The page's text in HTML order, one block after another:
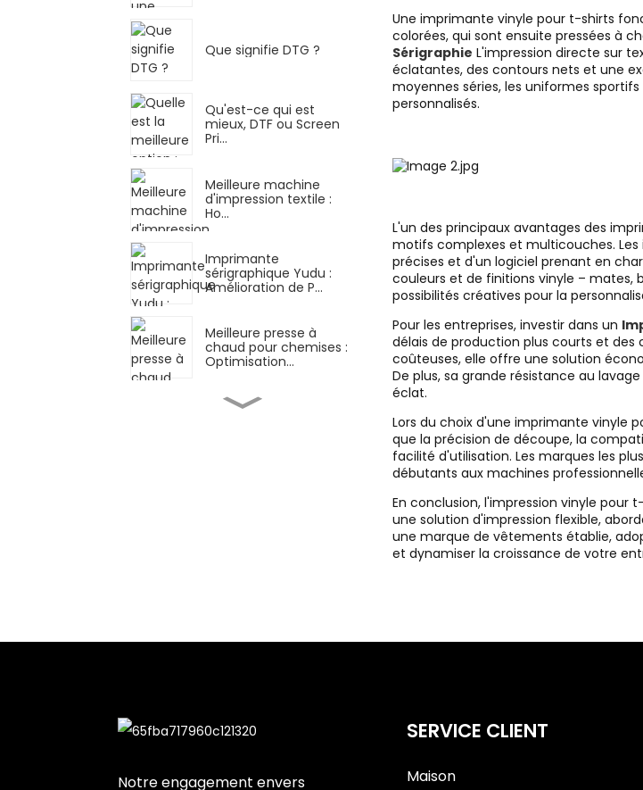
Que signifie DTG ?
Qu'est-ce qui est
mieux, DTF ou Screen
Pri...
Meilleure machine
d'impression textile :
Ho...
Imprimante
sérigraphique Yudu :
Amélioration de P...
Meilleure presse à
chaud pour chemises :
Optimisation…
L'achat d'une presse à
Machine de sérigraphie
Une imprimante vinyle pour t-shirts
colorées, qui sont ensuite pressées à
Sérigraphie L'impression directe sur
éclatantes, des contours nets et une
moyennes séries, les uniformes
personnalisés.
L'un des principaux avantages des
motifs complexes et multicouches.
précises et d'un logiciel prenant en
couleurs et de finitions vinyle – mates,
possibilités créatives pour la
Pour les entreprises, investir dans un
délais de production plus courts et des
coûteuses, elle offre une solution
De plus, sa grande résistance au
éclat.
Lors du choix d'une imprimante vinyle
que la précision de découpe, la
facilité d'utilisation. Les marques les
débutants aux machines
En conclusion, l'impression vinyle
une solution d'impression flexible,
une marque de vêtements établie,
et dynamiser la croissance de votre
Notre engagement envers
SERVICE CLIENT
Maison